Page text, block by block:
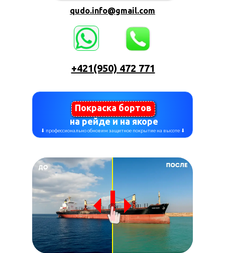
+421(950) 472 771
qudo.info@gmail.com
⬇ профессионально обновим защитное покрытие на высоте ⬇
Покраска бортов
на рейде и на якоре